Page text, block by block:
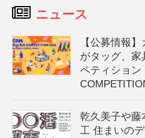
ニュース
【公募情報
がタッグ、家
ペティション
乾久美子や藤
工 住まいの